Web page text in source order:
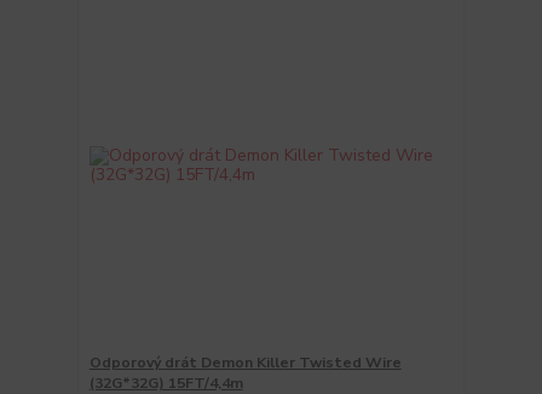
Odporový drát Demon Killer Twisted Wire
(32G*32G) 15FT/4,4m